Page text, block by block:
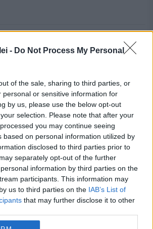
- Do Not Process My Personal
of the sale, sharing to third parties, or
personal or sensitive information for
by us, please use the below opt-out
selection. Please note that after your
you may continue seeing
based on personal information utilized by
disclosed to third parties prior to
separately opt-out of the further
information by third parties on the
participants. This information may
us to third parties on the IAB’s List of
that may further disclose it to other
Liviu Dragnea